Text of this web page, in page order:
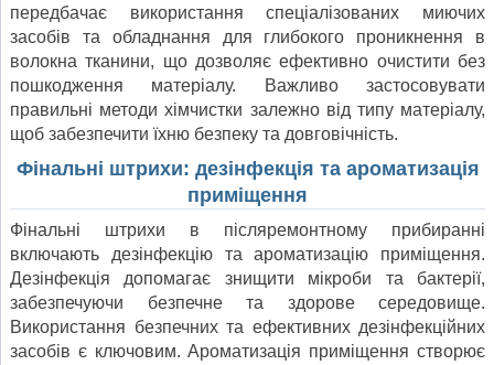
передбачає використання спеціалізованих миючих
засобів та обладнання для глибокого проникнення в
волокна тканини, що дозволяє ефективно очистити без
пошкодження матеріалу. Важливо застосовувати
правильні методи хімчистки залежно від типу матеріалу,
щоб забезпечити їхню безпеку та довговічність.
Фінальні штрихи: дезінфекція та ароматизація
приміщення
Фінальні штрихи в післяремонтному прибиранні
включають дезінфекцію та ароматизацію приміщення.
Дезінфекція допомагає знищити мікроби та бактерії,
забезпечуючи безпечне та здорове середовище.
Використання безпечних та ефективних дезінфекційних
засобів є ключовим. Ароматизація приміщення створює